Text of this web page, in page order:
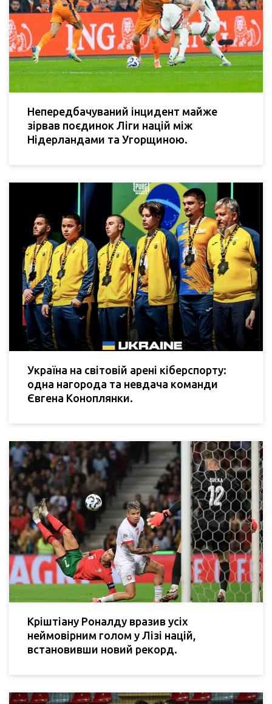
Непередбачуваний інцидент майже
зірвав поєдинок Ліги націй між
Нідерландами та Угорщиною.
Україна на світовій арені кіберспорту:
одна нагорода та невдача команди
Євгена Коноплянки.
Кріштіану Роналду вразив усіх
неймовірним голом у Лізі націй,
встановивши новий рекорд.